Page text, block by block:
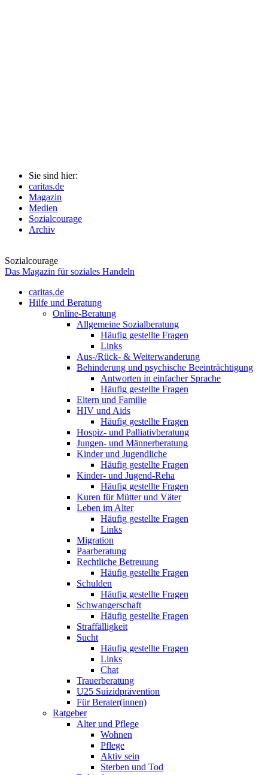
Sie sind hier:
caritas.de
Magazin
Medien
Sozialcourage
Archiv
Sozialcourage
Das Magazin für soziales Handeln
caritas.de
Hilfe und Beratung
Online-Beratung
Allgemeine Sozialberatung
Häufig gestellte Fragen
Links
Aus-/Rück- & Weiterwanderung
Behinderung und psychische Beeinträchtigung
Antworten in einfacher Sprache
Häufig gestellte Fragen
Eltern und Familie
HIV und Aids
Häufig gestellte Fragen
Hospiz- und Palliativberatung
Jungen- und Männerberatung
Kinder und Jugendliche
Häufig gestellte Fragen
Kinder- und Jugend-Reha
Häufig gestellte Fragen
Kuren für Mütter und Väter
Leben im Alter
Häufig gestellte Fragen
Links
Migration
Paarberatung
Rechtliche Betreuung
Häufig gestellte Fragen
Schulden
Häufig gestellte Fragen
Schwangerschaft
Häufig gestellte Fragen
Straffälligkeit
Sucht
Häufig gestellte Fragen
Links
Chat
Trauerberatung
U25 Suizidprävention
Für Berater(innen)
Ratgeber
Alter und Pflege
Wohnen
Pflege
Aktiv sein
Sterben und Tod